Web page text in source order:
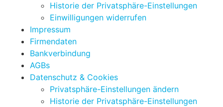
Historie der Privatsphäre-Einstellungen
Einwilligungen widerrufen
Impressum
Firmendaten
Bankverbindung
AGBs
Datenschutz & Cookies
Privatsphäre-Einstellungen ändern
Historie der Privatsphäre-Einstellungen